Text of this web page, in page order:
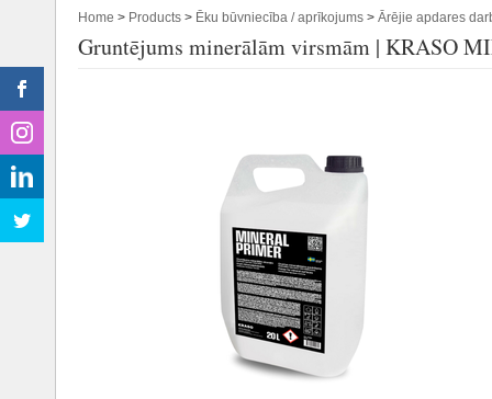
Home > Products > Ēku būvniecība / aprīkojums > Ārējie apdares
Gruntējums minerālām virsmām | KRASO